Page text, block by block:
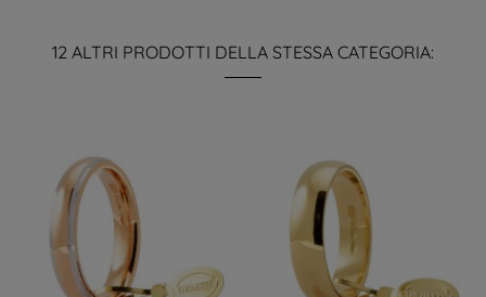
12 ALTRI PRODOTTI DELLA STESSA CATEGORIA: